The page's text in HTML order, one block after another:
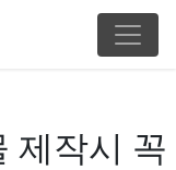
제작시 꼭